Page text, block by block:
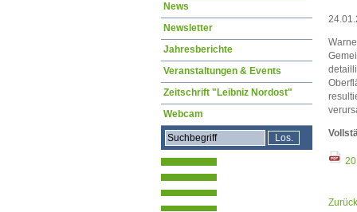
Zurück
News
Newsletter
Jahresberichte
Veranstaltungen & Events
Zeitschrift "Leibniz Nordost"
Webcam